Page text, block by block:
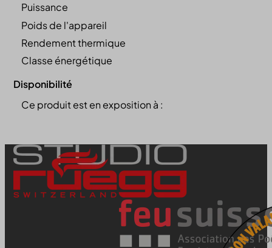
Puissance
Poids de l'appareil
Rendement thermique
Classe énergétique
Disponibilité
Ce produit est en exposition à :